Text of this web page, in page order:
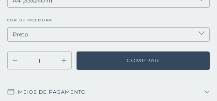
COR DE MOLDURA
MEIOS DE PAGAMENTO